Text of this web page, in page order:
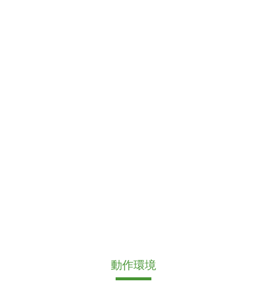
動作環境